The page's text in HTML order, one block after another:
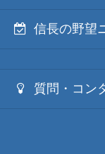
信長の野望
質問・コン